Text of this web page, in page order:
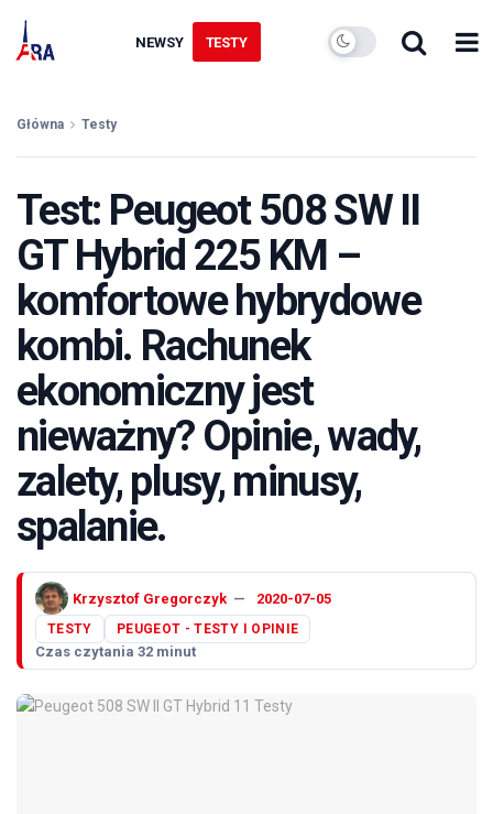
NEWSY TESTY
Główna Testy
Test: Peugeot 508 SW II
GT Hybrid 225 KM –
komfortowe hybrydowe
kombi. Rachunek
ekonomiczny jest
nieważny? Opinie, wady,
zalety, plusy, minusy,
spalanie.
Krzysztof Gregorczyk 2020-07-05
TESTY PEUGEOT - TESTY I OPINIE
Czas czytania 32 minut